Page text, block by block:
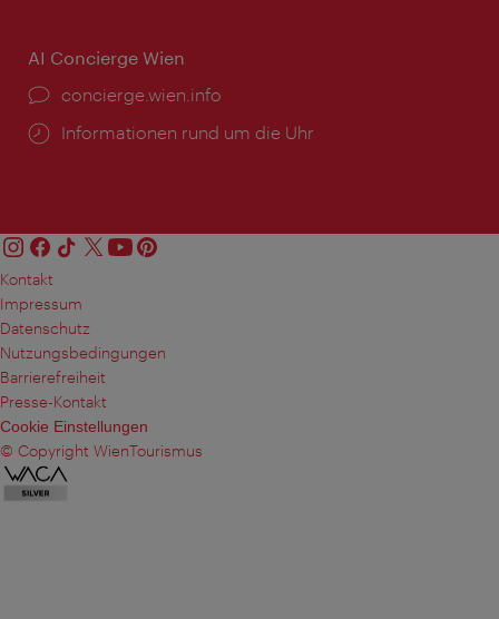
AI Concierge Wien
Ort:
concierge.wien.info
Öffnungszeiten:
Informationen rund um die Uhr
Kontakt
Impressum
Datenschutz
Nutzungsbedingungen
Barrierefreiheit
Presse-Kontakt
Cookie Einstellungen
© Copyright WienTourismus